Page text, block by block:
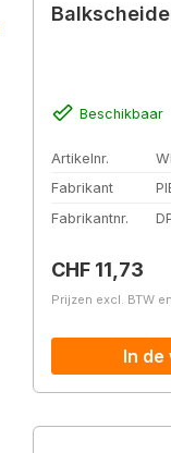
Beschikbaar
Artikelnr.
Fabrikant
Fabrikantnr.
Normale prijs:
CHF 11,73
Prijzen excl. BTW
In de